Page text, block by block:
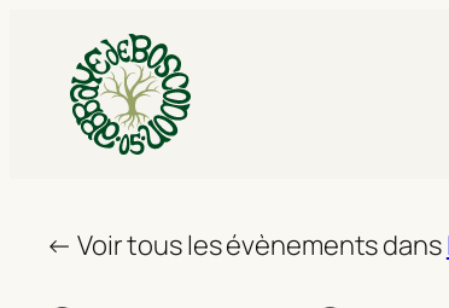
← Voir tous les évènements dans